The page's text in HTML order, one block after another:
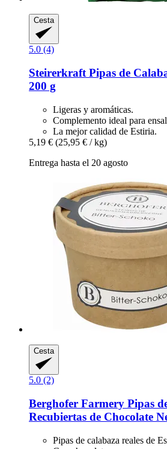
Cesta
5.0 (4)
Steirerkraft Pipas de
200 g
Ligeras y aromáticas.
Complemento ideal para
La mejor calidad de Estiria.
5,19 € (25,95 € / kg)
Entrega hasta el 20 agosto
Cesta
5.0 (2)
Berghofer Farmery Pipas
Recubiertas de Chocolate
Pipas de calabaza reales de